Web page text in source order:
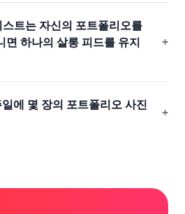
트는 자신의 포트폴리오를
면 하나의 살롱 피드를 유지
+
에 몇 장의 포트폴리오 사진
+